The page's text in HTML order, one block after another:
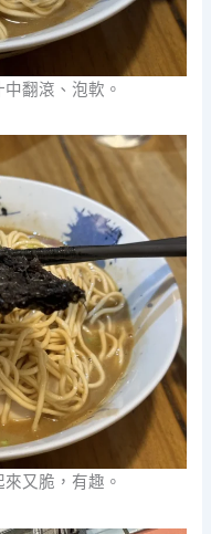
翻滾、泡軟。
又脆，有趣。